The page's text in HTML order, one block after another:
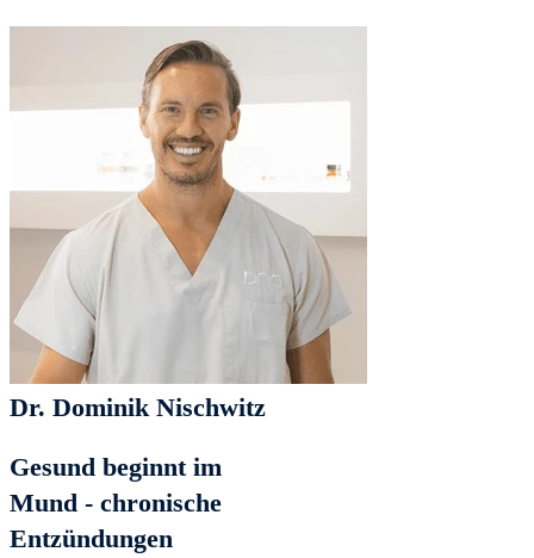
Dr. Dominik Nischwitz
Gesund beginnt im
Mund - chronische
Entzündungen